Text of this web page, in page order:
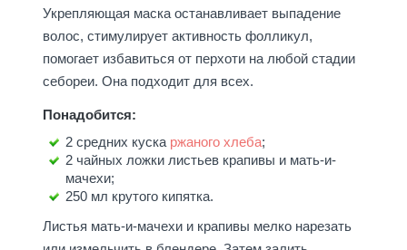
Укрепляющая маска останавливает выпадение
волос, стимулирует активность фолликул,
помогает избавиться от перхоти на любой стадии
себореи. Она подходит для всех.
Понадобится:
2 средних куска ржаного хлеба;
2 чайных ложки листьев крапивы и мать-и-
мачехи;
250 мл крутого кипятка.
Листья мать-и-мачехи и крапивы мелко нарезать